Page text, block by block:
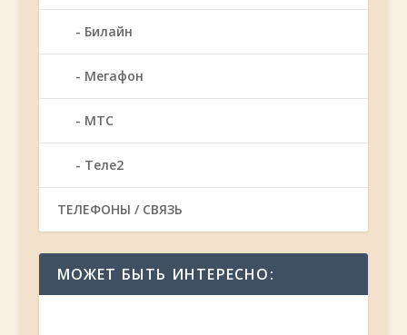
Билайн
Мегафон
МТС
Теле2
ТЕЛЕФОНЫ / СВЯЗЬ
МОЖЕТ БЫТЬ ИНТЕРЕСНО: